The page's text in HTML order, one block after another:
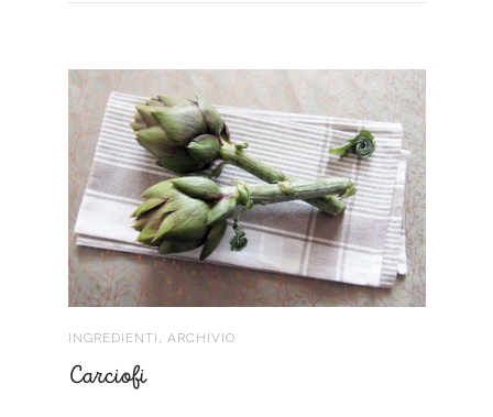
INGREDIENTI ARCHIVIO
Carciofi